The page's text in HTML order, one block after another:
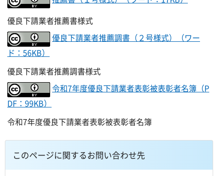
優良下請業者推薦書様式
優良下請業者推薦調書（２号様式）（ワー
ド：56KB）
優良下請業者推薦調書様式
令和7年度優良下請業者表彰被表彰者名簿（P
DF：99KB）
令和7年度優良下請業者表彰被表彰者名簿
このページに関するお問い合わせ先